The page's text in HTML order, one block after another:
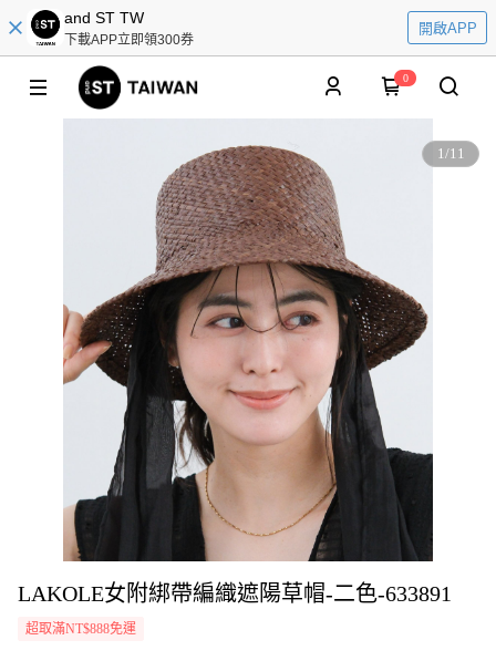
and ST TW
下載APP立即領300券
開啟APP
0
1/11
LAKOLE女附綁帶編織遮陽草帽-二色-633891
超取滿NT$888免運